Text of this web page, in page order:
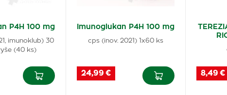
P4H 100 mg
imunoklub) 30
(40 ks)
Imunoglukan P4H 100 mg
cps (inov. 2021) 1x60 ks
24,99 € 8,49 €